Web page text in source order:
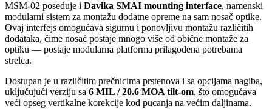
MSM-02 poseduje i Davika SMAI mounting interface, namenski
modularni sistem za montažu dodatne opreme na sam nosač optike.
Ovaj interfejs omogućava sigurnu i ponovljivu montažu različitih
dodataka, čime nosač postaje mnogo više od obične montaže za
optiku — postaje modularna platforma prilagođena potrebama
strelca.
Dostupan je u različitim prečnicima prstenova i sa opcijama nagiba,
uključujući verziju sa 6 MIL / 20.6 MOA tilt-om, što omogućava
veći opseg vertikalne korekcije kod pucanja na većim daljinama.